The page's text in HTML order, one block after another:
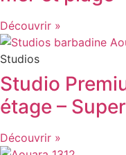
Découvrir »
Studios
Studio
étage –
Découvrir »